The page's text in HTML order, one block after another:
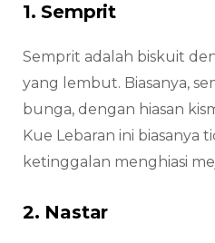
1. Semprit
Semprit adalah biskuit
yang lembut. Biasanya,
bunga, dengan hiasan
Kue Lebaran ini biasanya
ketinggalan menghiasi
2. Nastar